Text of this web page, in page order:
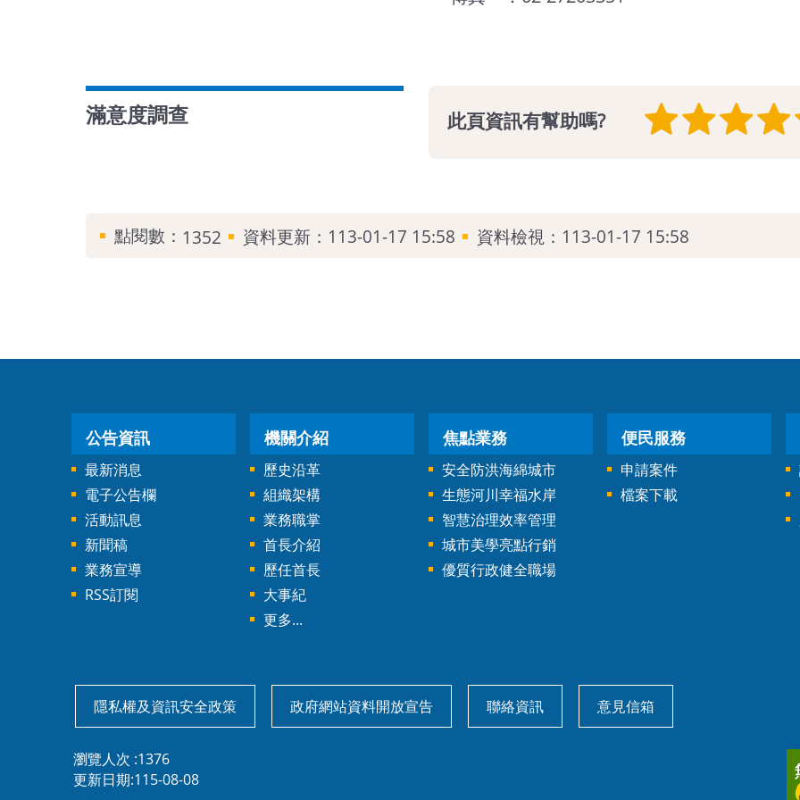
滿意度調查 此頁資訊有幫助嗎?
點閱數： 1352 資料更新： 113-01-17 15:58 資料檢視： 113-01-17 15:58
公告資訊
最新消息
電子公告欄
活動訊息
新聞稿
業務宣導
RSS訂閱
機關介紹
歷史沿革
組織架構
業務職掌
首長介紹
歷任首長
大事紀
更多...
焦點業務
安全防洪海綿城市
生態河川幸福水岸
智慧治理效率管理
城市美學亮點行銷
優質行政健全職場
便民服務
申請案件
檔案下載
隱私權及資訊安全政策 政府網站資料開放宣告 聯絡資訊 意見信箱
瀏覽人次 1376
更新日期 115-08-08